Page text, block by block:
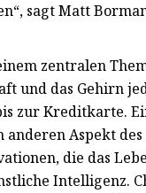
sagt Matt
zentralen
und das Gehirn
zur Kreditkarte.
anderen Aspekt
die das
Intelligenz.